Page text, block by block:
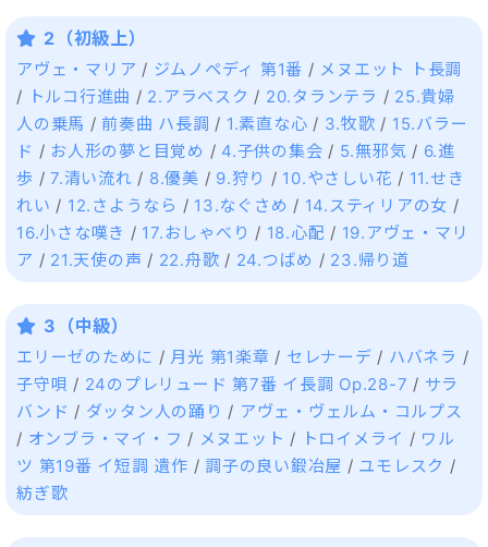
2（初級上）
アヴェ・マリア / ジムノペディ 第1番 / メヌエット ト長調
/ トルコ行進曲 / 2.アラベスク / 20.タランテラ / 25.貴婦
人の乗馬 /前奏曲 ハ長調 / 1.素直な心 / 3.牧歌 / 15.バラー
ド / お人形の夢と目覚め / 4.子供の集会 / 5.無邪気 / 6.進
歩 / 7.清い流れ / 8.優美 / 9.狩り / 10.やさしい花 / 11.せき
れい / 12.さようなら / 13.なぐさめ / 14.スティリアの女 /
16.小さな嘆き / 17.おしゃべり / 18.心配 / 19.アヴェ・マリ
ア / 21.天使の声 / 22.舟歌 / 24.つばめ / 23.帰り道
3（中級）
エリーゼのために / 月光 第1楽章 / セレナーデ / ハバネラ /
子守唄 / 24のプレリュード 第7番 イ長調 Op.28-7 / サラ
バンド / ダッタン人の踊り / アヴェ・ヴェルム・コルプス
/ オンブラ・マイ・フ / メヌエット / トロイメライ / ワル
ツ 第19番 イ短調 遺作 / 調子の良い鍛冶屋 / ユモレスク /
紡ぎ歌